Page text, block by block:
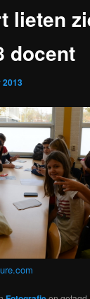
lieten
docent
2013